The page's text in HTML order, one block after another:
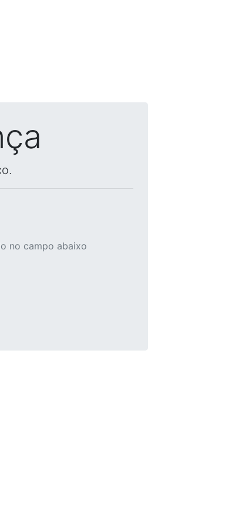
no campo abaixo